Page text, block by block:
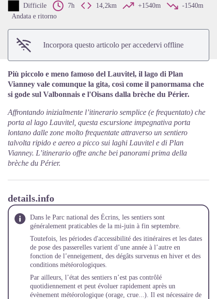
Difficile 7h 14,2km +1540m
-1540m
Andata e ritorno
Incorpora questo articolo per accedervi offline
Più piccolo e meno famoso del Lauvitel, il lago di Plan
Vianney vale comunque la gita, così come il panormama che
si gode sul Valbonnais e l'Oisans dalla brèche du Périer.
Affrontando inizialmente l’itinerario semplice (e frequentato) che
porta al lago Lauvitel, questa escursione impegnativa porta
lontano dalle zone molto frequentate attraverso un sentiero
talvolta ripido e aereo a picco sui laghi Lauvitel e di Plan
Vianney. L’itinerario offre anche bei panorami prima della
brèche du Périer.
details.info
Dans le Parc national des Écrins, les sentiers sont
généralement praticables de la mi-juin à fin septembre.
Toutefois, les périodes d'accessibilité des itinéraires et les dates
de pose des passerelles varient d’une année à l’autre en
fonction de l’enneigement, des dégâts survenus en hiver et des
conditions météorologiques.
Par ailleurs, l’état des sentiers n’est pas contrôlé
quotidiennement et peut évoluer rapidement après un
évènement météorologique (orage, crue...). Il est nécessaire de